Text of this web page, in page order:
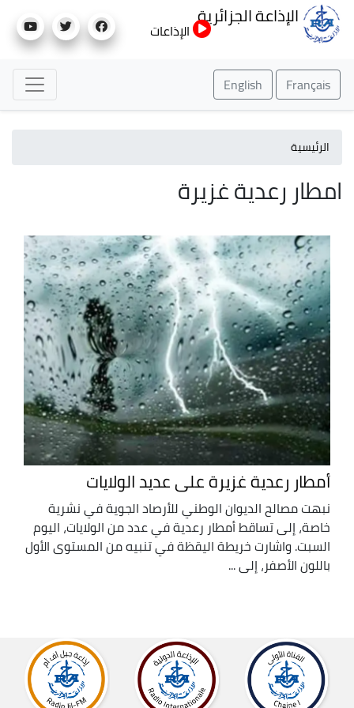
إلى
الإذاعة الجزائرية
الإذاعات
Français
English
الرئيسية
امطار رعدية غزيرة
أمطار رعدية غزيرة على عديد الولايات
نبهت مصالح الديوان الوطني للأرصاد الجوية في نشرية
خاصة، إلى تساقط أمطار رعدية في عدد من الولايات، اليوم
السبت. واشارت خريطة اليقظة في تنبيه من المستوى الأول
باللون الأصفر، إلى ...